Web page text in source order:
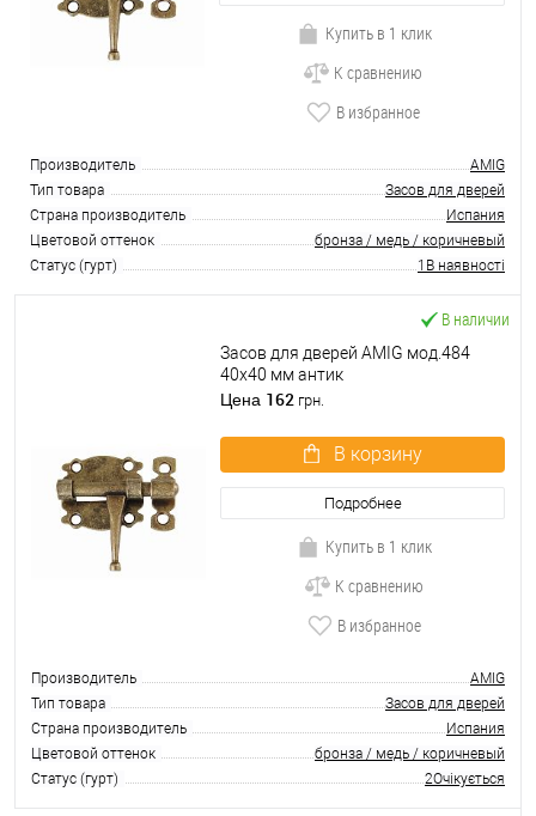
Купить в 1 клик
К сравнению
В избранное
Производитель
AMIG
Тип товара
Засов для дверей
Страна производитель
Испания
Цветовой оттенок
бронза / медь / коричневый
Статус (гурт)
1В наявності
В наличии
Засов для дверей AMIG мод.484
40х40 мм антик
Цена 162 грн.
В корзину
Подробнее
Купить в 1 клик
К сравнению
В избранное
Производитель
AMIG
Тип товара
Засов для дверей
Страна производитель
Испания
Цветовой оттенок
бронза / медь / коричневый
Статус (гурт)
2Очікується